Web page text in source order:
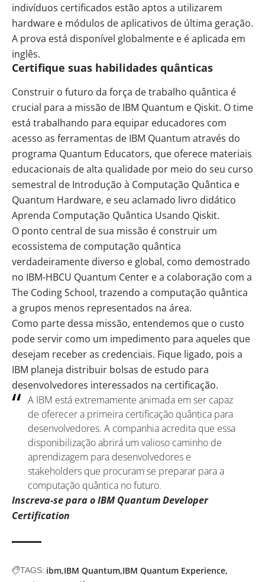
indivíduos certificados estão aptos a utilizarem
hardware e módulos de aplicativos de última geração.
A prova está disponível globalmente e é aplicada em
inglês.
Certifique suas habilidades quânticas
Construir o futuro da força de trabalho quântica é
crucial para a missão de IBM Quantum e Qiskit. O time
está trabalhando para equipar educadores com
acesso as ferramentas de IBM Quantum através do
programa Quantum Educators, que oferece materiais
educacionais de alta qualidade por meio do seu curso
semestral de Introdução à Computação Quântica e
Quantum Hardware, e seu aclamado livro didático
Aprenda Computação Quântica Usando Qiskit.
O ponto central de sua missão é construir um
ecossistema de computação quântica
verdadeiramente diverso e global, como demostrado
no IBM-HBCU Quantum Center e a colaboração com a
The Coding School, trazendo a computação quântica
a grupos menos representados na área.
Como parte dessa missão, entendemos que o custo
pode servir como um impedimento para aqueles que
desejam receber as credenciais. Fique ligado, pois a
IBM planeja distribuir bolsas de estudo para
desenvolvedores interessados na certificação.
A IBM está extremamente animada em ser capaz
de oferecer a primeira certificação quântica para
desenvolvedores. A companhia acredita que essa
disponibilização abrirá um valioso caminho de
aprendizagem para desenvolvedores e
stakeholders que procuram se preparar para a
computação quântica no futuro.
Inscreva-se para o IBM Quantum Developer
Certification
TAGS: ibm IBM Quantum IBM Quantum Experience